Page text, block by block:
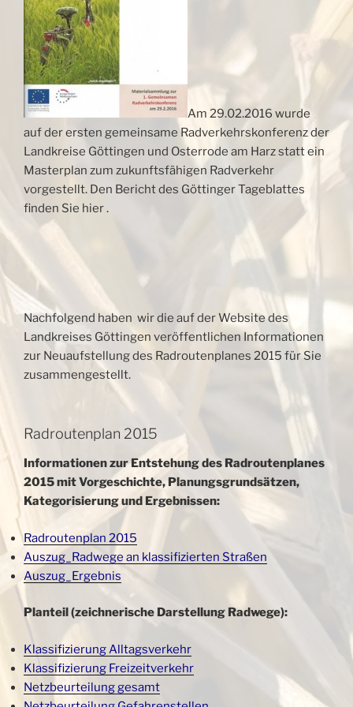
Am 29.02.2016 wurde
auf der ersten gemeinsame Radverkehrskonferenz der
Landkreise Göttingen und Osterrode am Harz statt ein
Masterplan zum zukunftsfähigen Radverkehr
vorgestellt. Den Bericht des Göttinger Tageblattes
finden Sie hier .
Nachfolgend haben wir die auf der Website des
Landkreises Göttingen veröffentlichen Informationen
zur Neuaufstellung des Radroutenplanes 2015 für Sie
zusammengestellt.
Radroutenplan 2015
Informationen zur Entstehung des Radroutenplanes
2015 mit Vorgeschichte, Planungsgrundsätzen,
Kategorisierung und Ergebnissen:
Radroutenplan 2015
Auszug_Radwege an klassifizierten Straßen
Auszug_Ergebnis
Planteil (zeichnerische Darstellung Radwege):
Klassifizierung Alltagsverkehr
Klassifizierung Freizeitverkehr
Netzbeurteilung gesamt